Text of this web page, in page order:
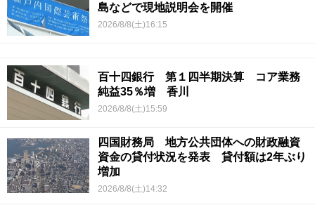
島などで現地説明会を開催
2026/8/8(土)16:15
百十四銀行 第１四半期決算 コア業務
純益35％増 香川
2026/8/8(土)15:59
四国財務局 地方公共団体への財政融資
資金の貸付状況を発表 貸付額は2年ぶり
増加
2026/8/8(土)14:32